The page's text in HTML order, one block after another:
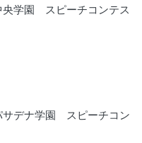
学園 スピーチコンテス
デナ学園 スピーチコン